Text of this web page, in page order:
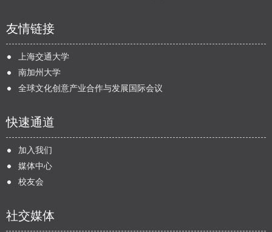
友情链接
上海交通大学
南加州大学
全球文化创意产业合作与发展国际会议
快速通道
加入我们
媒体中心
校友会
社交媒体